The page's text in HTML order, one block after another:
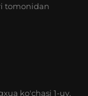
tomonidan
ko'chasi 1-uy,